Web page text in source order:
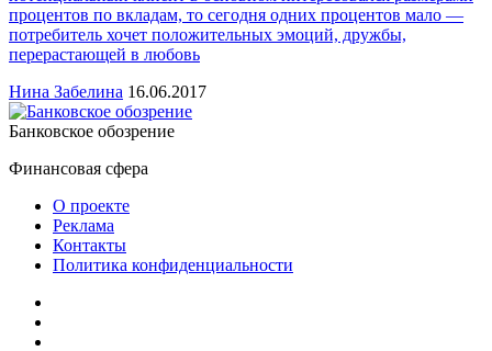
процентов по вкладам, то сегодня одних процентов мало —
потребитель хочет положительных эмоций, дружбы,
перерастающей в любовь
Нина Забелина 16.06.2017
Банковское обозрение
Финансовая сфера
О проекте
Реклама
Контакты
Политика конфиденциальности